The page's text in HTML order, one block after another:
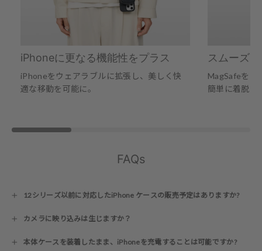
iPhoneに更なる機能性をプラス
iPhoneをウェアラブルに拡張し、美しく快
適な移動を可能に。
スムーズ
MagSafeを活
簡単に着脱で
FAQs
12シリーズ以前に対応したiPhone ケースの販売予定はありますか?
カメラに映り込みは生じますか？
本体ケースを装着したまま、iPhoneを充電することは可能ですか?